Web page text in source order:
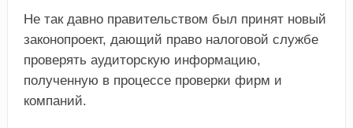
Не так давно правительством был принят новый
законопроект, дающий право налоговой службе
проверять аудиторскую информацию,
полученную в процессе проверки фирм и
компаний.